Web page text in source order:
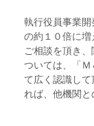
執行役員事業
の約１０倍に
ご相談を頂き
ついては、「
て広く認識し
れば、他機関と